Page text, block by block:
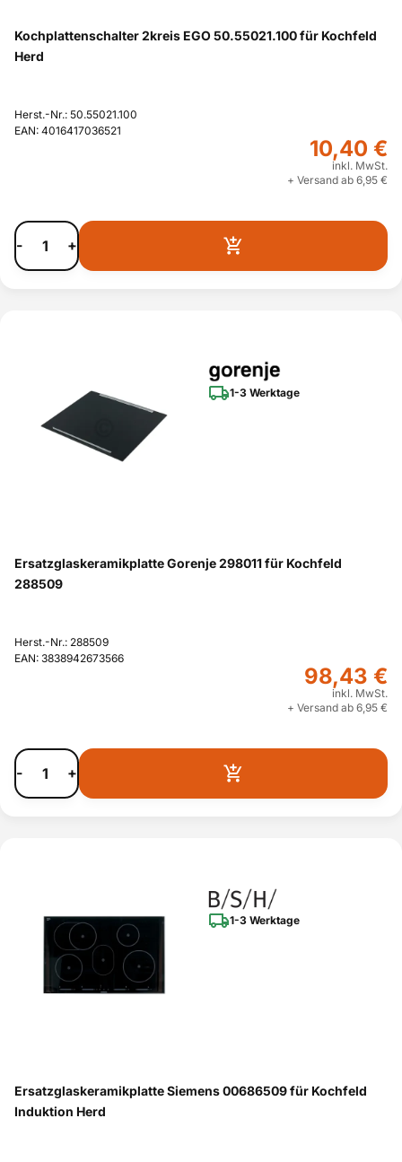
Kochplattenschalter 2kreis EGO 50.55021.100 für Kochfeld
Herd
Herst.-Nr.: 50.55021.100
EAN: 4016417036521
10,40 €
inkl. MwSt.
+ Versand ab 6,95 €
- +
1-3 Werktage
Ersatzglaskeramikplatte Gorenje 298011 für Kochfeld
288509
Herst.-Nr.: 288509
EAN: 3838942673566
98,43 €
inkl. MwSt.
+ Versand ab 6,95 €
- +
1-3 Werktage
Ersatzglaskeramikplatte Siemens 00686509 für Kochfeld
Induktion Herd